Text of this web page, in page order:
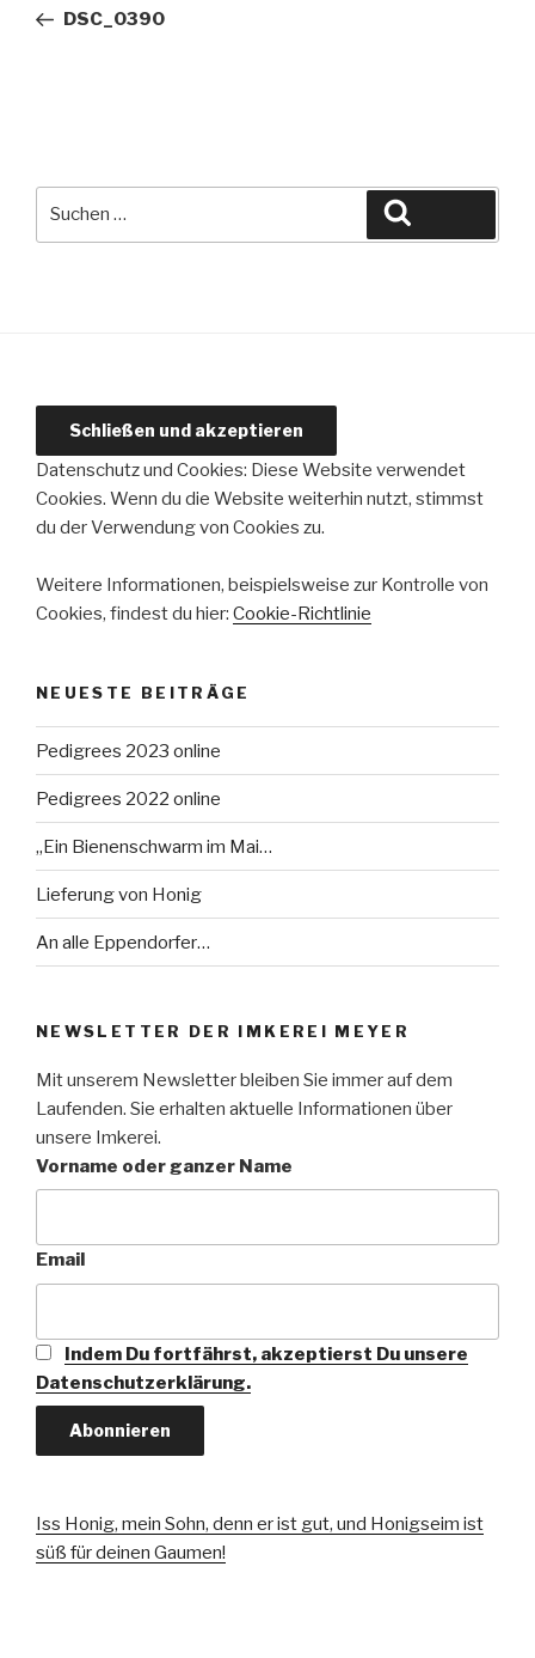
Beitrag
DSC_0390
Datenschutz und Cookies: Diese Website verwendet
Cookies. Wenn du die Website weiterhin nutzt, stimmst
du der Verwendung von Cookies zu.
Weitere Informationen, beispielsweise zur Kontrolle von
Cookies, findest du hier: Cookie-Richtlinie
NEUESTE BEITRÄGE
Pedigrees 2023 online
Pedigrees 2022 online
„Ein Bienenschwarm im Mai…
Lieferung von Honig
An alle Eppendorfer…
NEWSLETTER DER IMKEREI MEYER
Mit unserem Newsletter bleiben Sie immer auf dem
Laufenden. Sie erhalten aktuelle Informationen über
unsere Imkerei.
Vorname oder ganzer Name
Email
Indem Du fortfährst, akzeptierst Du unsere
Datenschutzerklärung.
Iss Honig, mein Sohn, denn er ist gut, und Honigseim ist
süß für deinen Gaumen!